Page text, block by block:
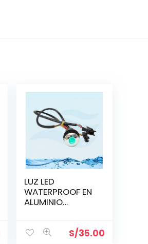
LUZ LED
WATERPROOF EN
ALUMINIO
S/35.00